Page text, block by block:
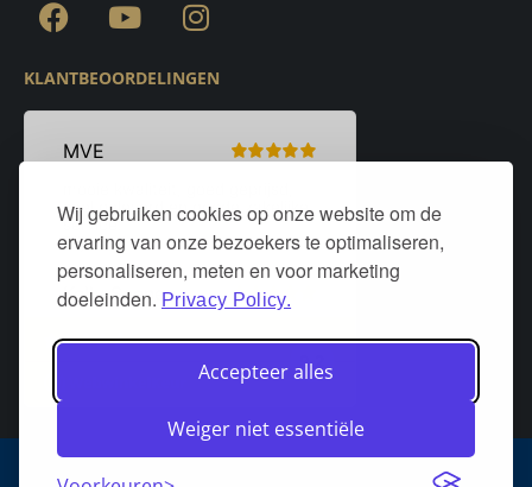
Wij gebruiken cookies op onze website om de
ervaring van onze bezoekers te optimaliseren,
personaliseren, meten en voor marketing
doeleinden. Privacy Policy.
Accepteer alles
Weiger niet essentiële
KLANTBEOORDELINGEN
Algemene voorwaarden Over DeurStijl Projecten